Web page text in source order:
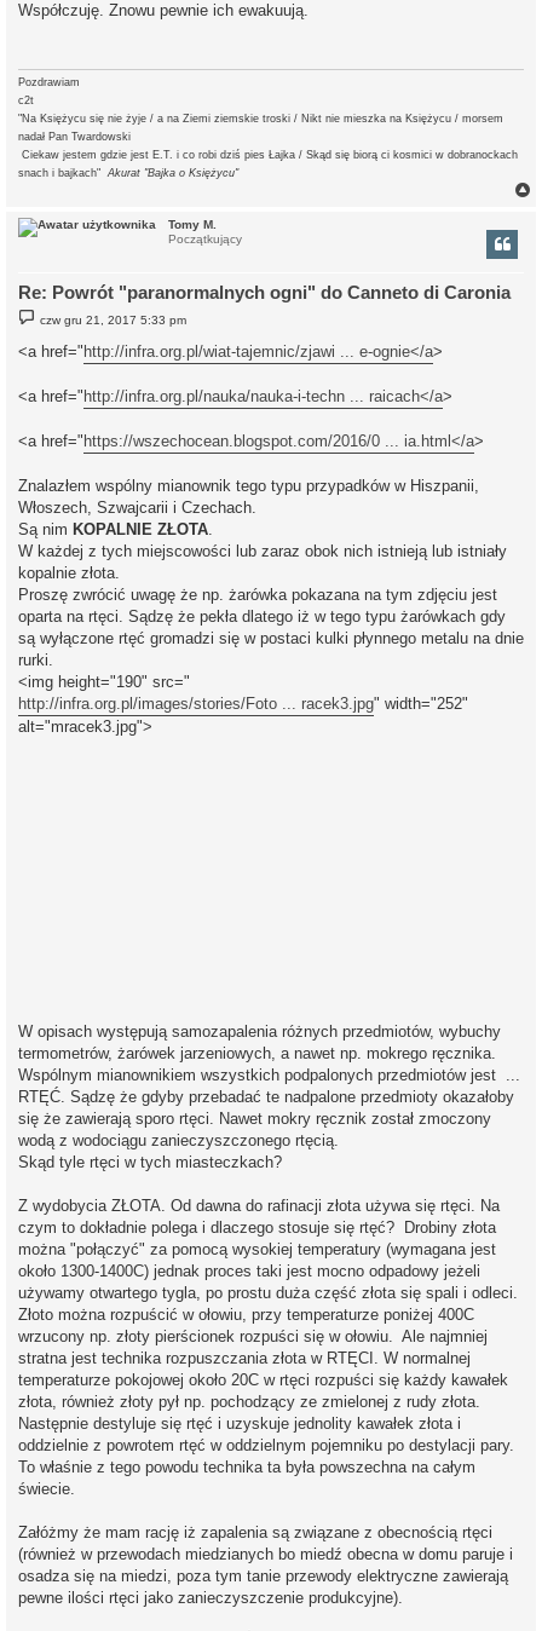
t
Współczuję. Znowu pewnie ich ewakuują.
Pozdrawiam
c2t
"Na Księżycu się nie żyje / a na Ziemi ziemskie troski / Nikt nie mieszka na Księżycu / morsem
nadał Pan Twardowski
Ciekaw jestem gdzie jest E.T. i co robi dziś pies Łajka / Skąd się biorą ci kosmici w dobranockach
snach i bajkach" Akurat "Bajka o Księżycu"
Tomy M.
Początkujący
Re: Powrót "paranormalnych ogni" do Canneto di Caronia
t
czw gru 21, 2017 5:33 pm
<a href=" http://infra.org.pl/wiat-tajemnic/zjawi ... e-ognie</a>
<a href=" http://infra.org.pl/nauka/nauka-i-techn ... raicach</a>
<a href=" https://wszechocean.blogspot.com/2016/0 ... ia.html</a>
Znalazłem wspólny mianownik tego typu przypadków w Hiszpanii,
Włoszech, Szwajcarii i Czechach.
Są nim KOPALNIE ZŁOTA.
W każdej z tych miejscowości lub zaraz obok nich istnieją lub istniały
kopalnie złota.
Proszę zwrócić uwagę że np. żarówka pokazana na tym zdjęciu jest
oparta na rtęci. Sądzę że pekła dlatego iż w tego typu żarówkach gdy
są wyłączone rtęć gromadzi się w postaci kulki płynnego metalu na dnie
rurki.
<img height="190" src="
http://infra.org.pl/images/stories/Foto ... racek3.jpg" width="252"
alt="mracek3.jpg">
W opisach występują samozapalenia różnych przedmiotów, wybuchy
termometrów, żarówek jarzeniowych, a nawet np. mokrego ręcznika.
Wspólnym mianownikiem wszystkich podpalonych przedmiotów jest ...
RTĘĆ. Sądzę że gdyby przebadać te nadpalone przedmioty okazałoby
się że zawierają sporo rtęci. Nawet mokry ręcznik został zmoczony
wodą z wodociągu zanieczyszczonego rtęcią.
Skąd tyle rtęci w tych miasteczkach?
Z wydobycia ZŁOTA. Od dawna do rafinacji złota używa się rtęci. Na
czym to dokładnie polega i dlaczego stosuje się rtęć? Drobiny złota
można "połączyć" za pomocą wysokiej temperatury (wymagana jest
około 1300-1400C) jednak proces taki jest mocno odpadowy jeżeli
używamy otwartego tygla, po prostu duża część złota się spali i odleci.
Złoto można rozpuścić w ołowiu, przy temperaturze poniżej 400C
wrzucony np. złoty pierścionek rozpuści się w ołowiu. Ale najmniej
stratna jest technika rozpuszczania złota w RTĘCI. W normalnej
temperaturze pokojowej około 20C w rtęci rozpuści się każdy kawałek
złota, również złoty pył np. pochodzący ze zmielonej z rudy złota.
Następnie destyluje się rtęć i uzyskuje jednolity kawałek złota i
oddzielnie z powrotem rtęć w oddzielnym pojemniku po destylacji pary.
To właśnie z tego powodu technika ta była powszechna na całym
świecie.
Załóżmy że mam rację iż zapalenia są związane z obecnością rtęci
(również w przewodach miedzianych bo miedź obecna w domu paruje i
osadza się na miedzi, poza tym tanie przewody elektryczne zawierają
pewne ilości rtęci jako zanieczyszczenie produkcyjne).